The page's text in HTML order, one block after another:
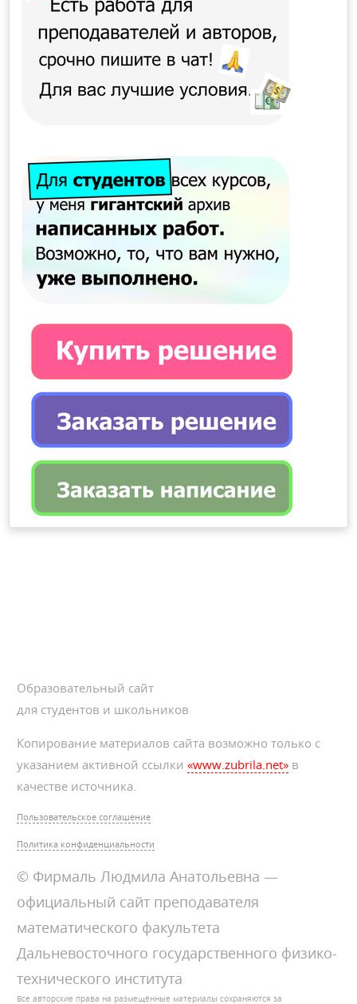
Образовательный сайт
для студентов и школьников
Копирование материалов сайта возможно только с
указанием активной ссылки«www.zubrila.net» в
качестве источника.
Пользовательское соглашение
Политика конфиденциальности
© Фирмаль Людмила Анатольевна —
официальный сайт преподавателя
математического факультета
Дальневосточного государственного физико-
технического института
Все авторские права на размещённые материалы сохраняются за